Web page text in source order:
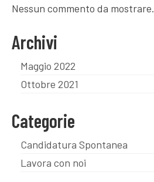
Nessun commento da mostrare.
Archivi
Maggio 2022
Ottobre 2021
Categorie
Candidatura Spontanea
Lavora con noi